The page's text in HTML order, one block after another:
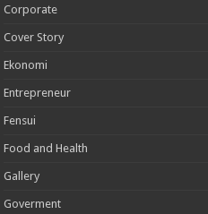
Corporate
Cover Story
Ekonomi
Entrepreneur
Fensui
Food and Health
Gallery
Goverment